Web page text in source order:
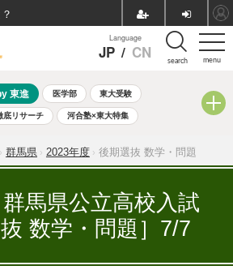
menu
Language
JP / CN search
東進 医学部 東大受験
底リサーチ 河合塾×東大特集
8月開催学校説明会・相談会
自由研究教材（中学生向け）
群馬県 2023年度 後期選抜 数学・問題
馬県公立高校入試
抜 数学・問題］7/7